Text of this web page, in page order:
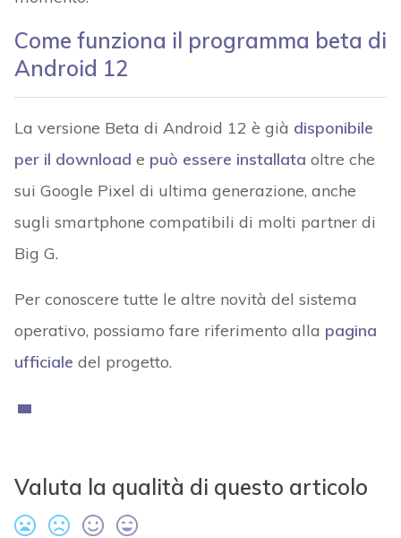
Come funziona il programma beta di
Android 12
La versione Beta di Android 12 è già disponibile
per il download e può essere installata oltre che
sui Google Pixel di ultima generazione, anche
sugli smartphone compatibili di molti partner di
Big G.
Per conoscere tutte le altre novità del sistema
operativo, possiamo fare riferimento alla pagina
ufficiale del progetto.
Valuta la qualità di questo articolo